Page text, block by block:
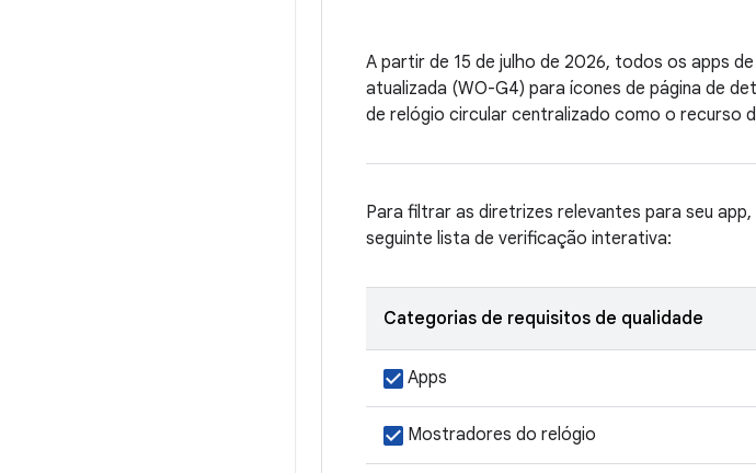
A partir de 15 de julho de 2026, todos os apps
atualizada (WO-G4) para ícones de página de
de relógio circular centralizado como o recurso
Para filtrar as diretrizes relevantes para seu
seguinte lista de verificação interativa:
Categorias de requisitos de qualidade
Apps
Mostradores do relógio